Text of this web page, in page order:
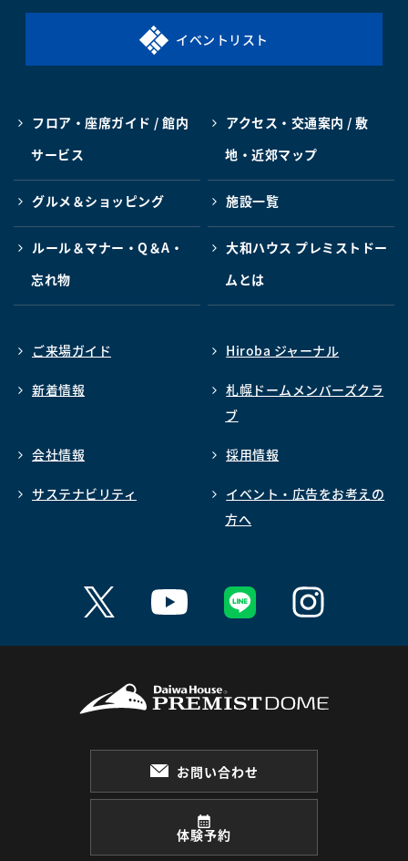
イベントリスト
フロア・座席ガイド / 館内
サービス
アクセス・交通案内 / 敷
地・近郊マップ
グルメ＆ショッピング 施設一覧
ルール＆マナー・Q＆A・
忘れ物
大和ハウス プレミストドー
ムとは
ご来場ガイド Hiroba ジャーナル
新着情報
札幌ドームメンバーズクラ
ブ
会社情報 採用情報
サステナビリティ
イベント・広告をお考えの
方へ
お問い合わせ
体験予約